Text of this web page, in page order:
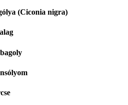
(Ciconia nigra)